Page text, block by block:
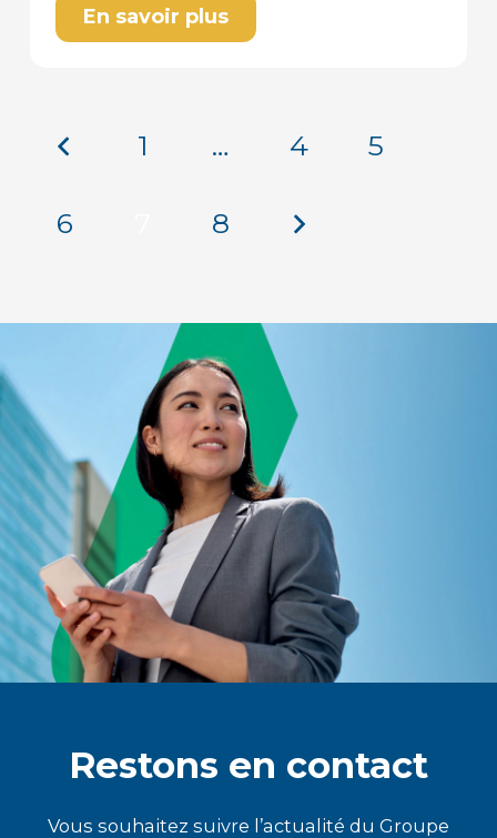
En savoir plus
1 … 4 5
6 8
Restons en contact
Vous souhaitez suivre l’actualité du Groupe